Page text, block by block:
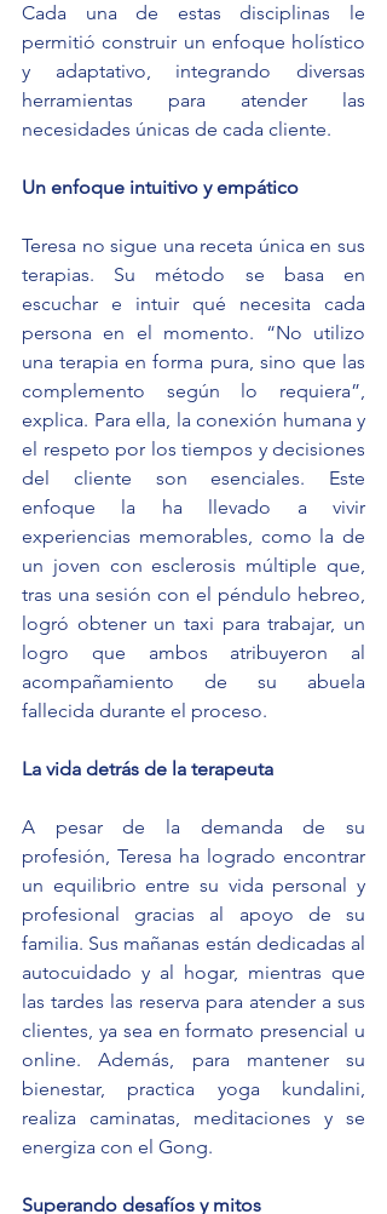
Cada una de estas disciplinas le
permitió construir un enfoque holístico
y adaptativo, integrando diversas
herramientas para atender las
necesidades únicas de cada cliente.
Un enfoque intuitivo y empático
Teresa no sigue una receta única en sus
terapias. Su método se basa en
escuchar e intuir qué necesita cada
persona en el momento. “No utilizo
una terapia en forma pura, sino que las
complemento según lo requiera”,
explica. Para ella, la conexión humana y
el respeto por los tiempos y decisiones
del cliente son esenciales. Este
enfoque la ha llevado a vivir
experiencias memorables, como la de
un joven con esclerosis múltiple que,
tras una sesión con el péndulo hebreo,
logró obtener un taxi para trabajar, un
logro que ambos atribuyeron al
acompañamiento de su abuela
fallecida durante el proceso.
La vida detrás de la terapeuta
A pesar de la demanda de su
profesión, Teresa ha logrado encontrar
un equilibrio entre su vida personal y
profesional gracias al apoyo de su
familia. Sus mañanas están dedicadas al
autocuidado y al hogar, mientras que
las tardes las reserva para atender a sus
clientes, ya sea en formato presencial u
online. Además, para mantener su
bienestar, practica yoga kundalini,
realiza caminatas, meditaciones y se
energiza con el Gong.
Superando desafíos y mitos